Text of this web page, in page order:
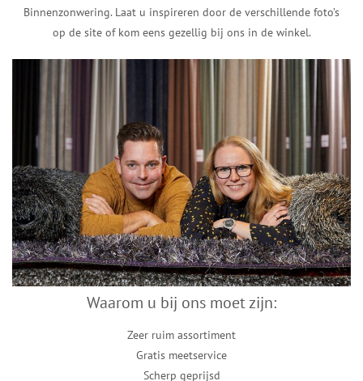
Binnenzonwering. Laat u inspireren door de verschillende foto’s
op de site of kom eens gezellig bij ons in de winkel.
Waarom u bij ons moet zijn:
Zeer ruim assortiment
Gratis meetservice
Scherp geprijsd